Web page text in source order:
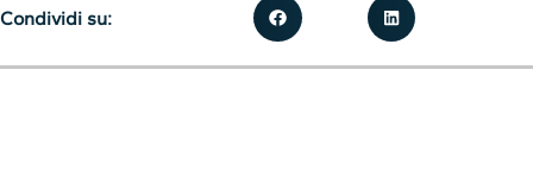
Condividi su: